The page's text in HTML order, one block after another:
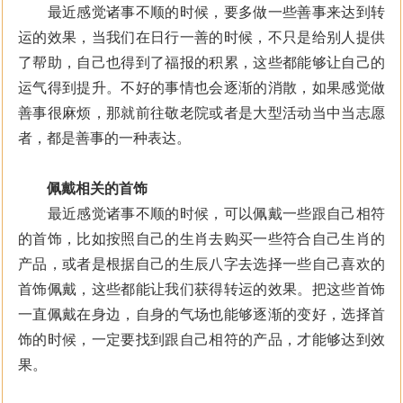
最近感觉诸事不顺的时候，要多做一些善事来达到转
运的效果，当我们在日行一善的时候，不只是给别人提供
了帮助，自己也得到了福报的积累，这些都能够让自己的
运气得到提升。不好的事情也会逐渐的消散，如果感觉做
善事很麻烦，那就前往敬老院或者是大型活动当中当志愿
者，都是善事的一种表达。
佩戴相关的首饰
最近感觉诸事不顺的时候，可以佩戴一些跟自己相符
的首饰，比如按照自己的生肖去购买一些符合自己生肖的
产品，或者是根据自己的生辰八字去选择一些自己喜欢的
首饰佩戴，这些都能让我们获得转运的效果。把这些首饰
一直佩戴在身边，自身的气场也能够逐渐的变好，选择首
饰的时候，一定要找到跟自己相符的产品，才能够达到效
果。